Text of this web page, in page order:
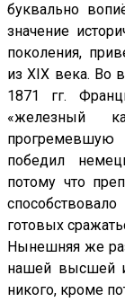
буквально
значение
поколения,
из XIX века. Во
1871 гг.
«железный
победил
потому что
готовых
Нынешняя же
нашей высшей
никого, кроме